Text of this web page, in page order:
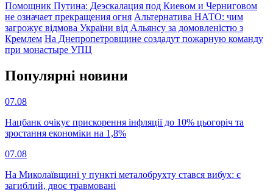
Помощник Путина: Деэскалация под Киевом и Черниговом
не означает прекращения огня Альтернатива НАТО: чим
загрожує відмова України від Альянсу за домовленістю з
Кремлем На Днепропетровщине создадут пожарную команду
при монастыре УПЦ
Популярнi новини
07.08
Нацбанк очікує прискорення інфляції до 10% цьогоріч та
зростання економіки на 1,8%
07.08
На Миколаївщині у пункті металобрухту стався вибух: є
загиблий, двоє травмовані